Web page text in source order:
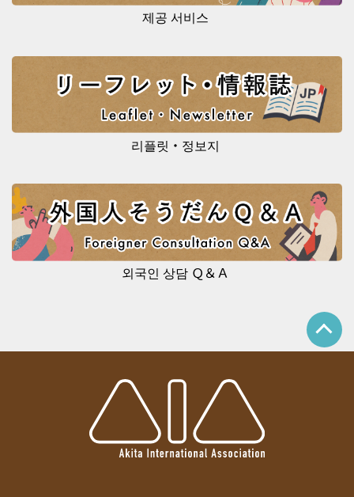
제공 서비스
리플릿・정보지
외국인 상담 Ｑ＆Ａ